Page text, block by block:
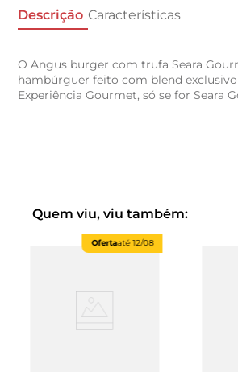
Descrição Características
O Angus burger com trufa Seara
hambúrguer feito com blend exclusivo
Experiência Gourmet, só se for Seara
Quem viu, viu também:
Ofertaaté12/08